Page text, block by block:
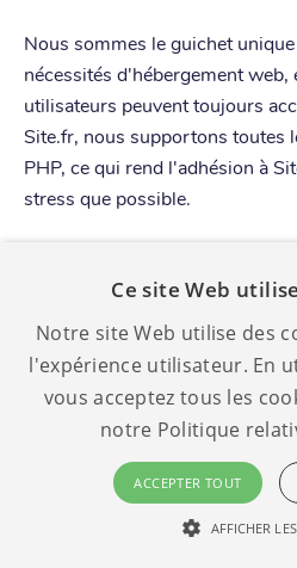
Nous sommes le guichet
nécessités d'hébergement
utilisateurs peuvent toujours
Site.fr, nous supportons toutes
PHP, ce qui rend l'adhésion à
stress que possible.
The Joomla
and Managing
Joomla and
Site.fr a ajouté les panneaux de
Plesk à sa gamme d'outils
construire et d'héberger
sites Web, en gérant votre site
Ce site Web
Notre site Web utilise des
l'expérience utilisateur. En
vous acceptez tous les
notre Politique
ACCEPTER TOUT
AFFICHER